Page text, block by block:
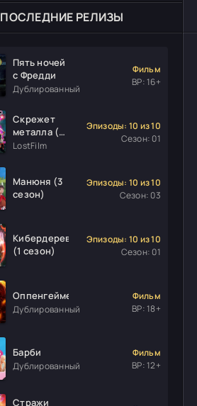
ПОСЛЕДНИЕ РЕЛИЗЫ
Пять ночей
с Фредди
Дублированный
Фильм
ВР: 16+
Скрежет
металла (1
сезон)
LostFilm
Эпизоды: 10 из 10
Сезон: 01
Манюня (3
сезон)
Эпизоды: 10 из 10
Сезон: 03
Кибердеревня
(1 сезон)
Эпизоды: 10 из 10
Сезон: 01
Оппенгеймер
Дублированный
Фильм
ВР: 18+
Барби
Дублированный
Фильм
ВР: 12+
Стражи